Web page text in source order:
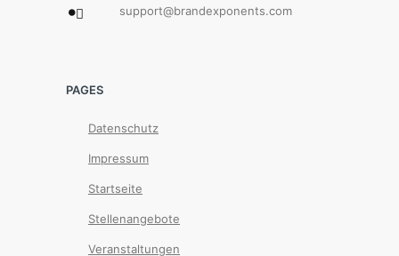
support@brandexponents.com
PAGES
Datenschutz
Impressum
Startseite
Stellenangebote
Veranstaltungen